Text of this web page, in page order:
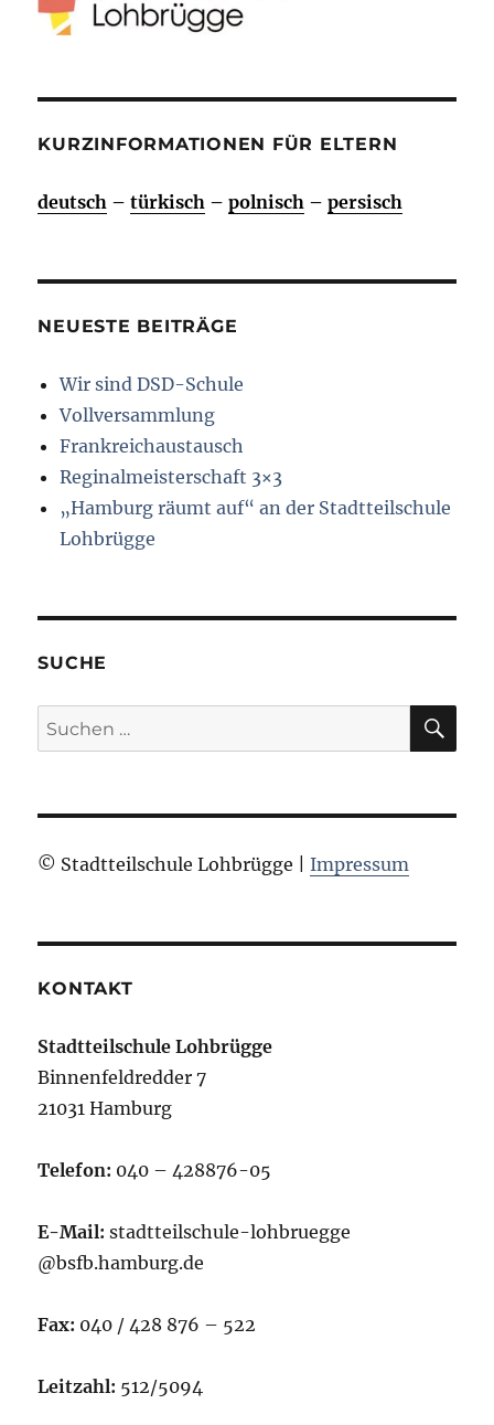
KURZINFORMATIONEN FÜR ELTERN
deutsch –türkisch –polnisch –persisch
NEUESTE BEITRÄGE
Wir sind DSD-Schule
Vollversammlung
Frankreichaustausch
Reginalmeisterschaft 3×3
„Hamburg räumt auf“ an der Stadtteilschule
Lohbrügge
SUCHE
Suchen
nach:
© Stadtteilschule Lohbrügge |Impressum
KONTAKT
Stadtteilschule Lohbrügge
Binnenfeldredder 7
21031 Hamburg
Telefon: 040 – 428876-05
E-Mail: stadtteilschule-lohbruegge
@bsfb.hamburg.de
Fax: 040 / 428 876 – 522
Leitzahl: 512/5094